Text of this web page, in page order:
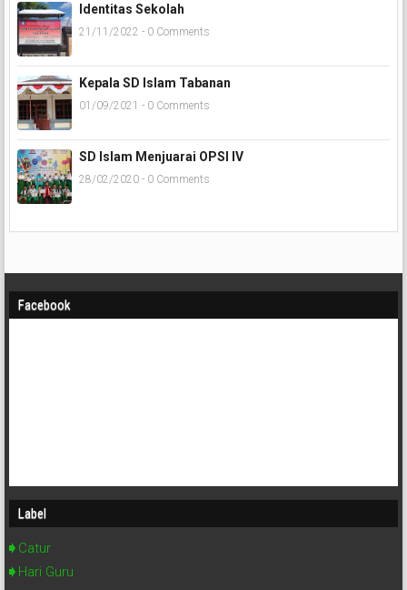
Identitas Sekolah
21/11/2022 - 0 Comments
Kepala SD Islam Tabanan
01/09/2021 - 0 Comments
SD Islam Menjuarai OPSI IV
28/02/2020 - 0 Comments
Facebook
Label
Catur
Hari Guru